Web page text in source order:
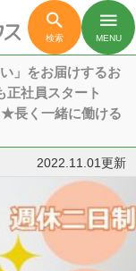

検索
menu
MENU
」をお届けするお
社員スタート
長く一緒に働ける
2022.11.01更新